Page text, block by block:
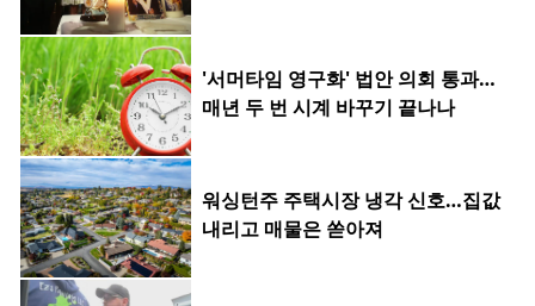
'서머타임 영구화' 법안 의회 통과…
매년 두 번 시계 바꾸기 끝나나
워싱턴주 주택시장 냉각 신호…집값
내리고 매물은 쏟아져